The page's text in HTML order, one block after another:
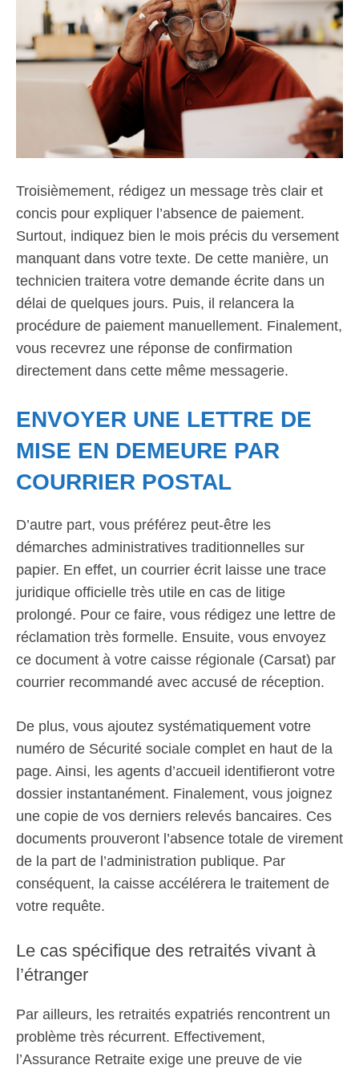
Troisièmement, rédigez un message très clair et
concis pour expliquer l’absence de paiement.
Surtout, indiquez bien le mois précis du versement
manquant dans votre texte. De cette manière, un
technicien traitera votre demande écrite dans un
délai de quelques jours. Puis, il relancera la
procédure de paiement manuellement. Finalement,
vous recevrez une réponse de confirmation
directement dans cette même messagerie.
ENVOYER UNE LETTRE DE
MISE EN DEMEURE PAR
COURRIER POSTAL
D’autre part, vous préférez peut-être les
démarches administratives traditionnelles sur
papier. En effet, un courrier écrit laisse une trace
juridique officielle très utile en cas de litige
prolongé. Pour ce faire, vous rédigez une lettre de
réclamation très formelle. Ensuite, vous envoyez
ce document à votre caisse régionale (Carsat) par
courrier recommandé avec accusé de réception.
De plus, vous ajoutez systématiquement votre
numéro de Sécurité sociale complet en haut de la
page. Ainsi, les agents d’accueil identifieront votre
dossier instantanément. Finalement, vous joignez
une copie de vos derniers relevés bancaires. Ces
documents prouveront l’absence totale de virement
de la part de l’administration publique. Par
conséquent, la caisse accélérera le traitement de
votre requête.
Le cas spécifique des retraités vivant à
l’étranger
Par ailleurs, les retraités expatriés rencontrent un
problème très récurrent. Effectivement,
l’Assurance Retraite exige une preuve de vie